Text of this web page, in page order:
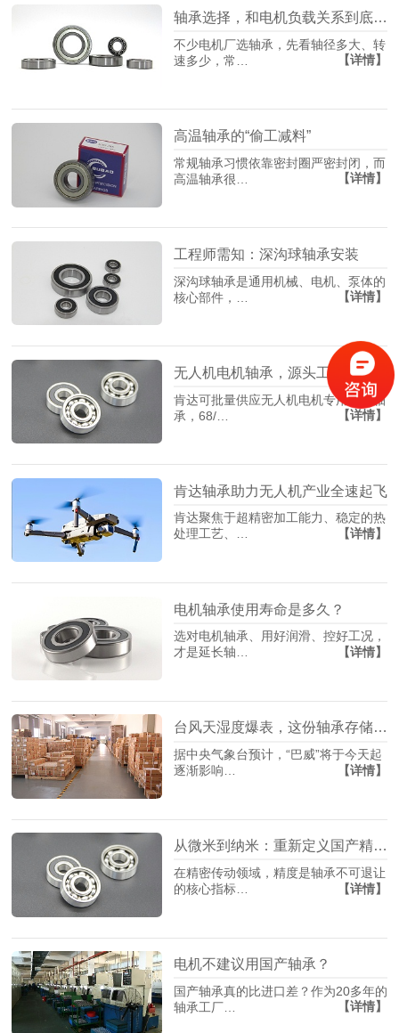
轴承选择，和电机负载关系到底有多大？
不少电机厂选轴承，先看轴径多大、转
速多少，常…
【详情】
高温轴承的“偷工减料”
常规轴承习惯依靠密封圈严密封闭，而
高温轴承很…
【详情】
工程师需知：深沟球轴承安装
深沟球轴承是通用机械、电机、泵体的
核心部件，…
【详情】
无人机电机轴承，源头工厂找肯达！
肯达可批量供应无人机电机专用精密轴
承，68/…
【详情】
肯达轴承助力无人机产业全速起飞
肯达聚焦于超精密加工能力、稳定的热
处理工艺、…
【详情】
电机轴承使用寿命是多久？
选对电机轴承、用好润滑、控好工况，
才是延长轴…
【详情】
台风天湿度爆表，这份轴承存储指南请收藏
据中央气象台预计，“巴威”将于今天起
逐渐影响…
【详情】
从微米到纳米：重新定义国产精密轴承制造
在精密传动领域，精度是轴承不可退让
的核心指标…
【详情】
电机不建议用国产轴承？
国产轴承真的比进口差？作为20多年的
轴承工厂…
【详情】